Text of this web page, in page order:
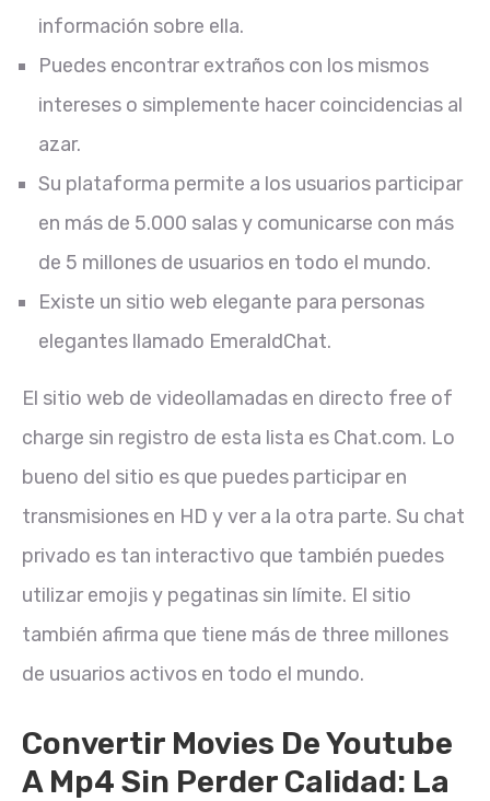
información sobre ella.
Puedes encontrar extraños con los mismos
intereses o simplemente hacer coincidencias al
azar.
Su plataforma permite a los usuarios participar
en más de 5.000 salas y comunicarse con más
de 5 millones de usuarios en todo el mundo.
Existe un sitio web elegante para personas
elegantes llamado EmeraldChat.
El sitio web de videollamadas en directo free of
charge sin registro de esta lista es Chat.com. Lo
bueno del sitio es que puedes participar en
transmisiones en HD y ver a la otra parte. Su chat
privado es tan interactivo que también puedes
utilizar emojis y pegatinas sin límite. El sitio
también afirma que tiene más de three millones
de usuarios activos en todo el mundo.
Convertir Movies De Youtube
A Mp4 Sin Perder Calidad: La